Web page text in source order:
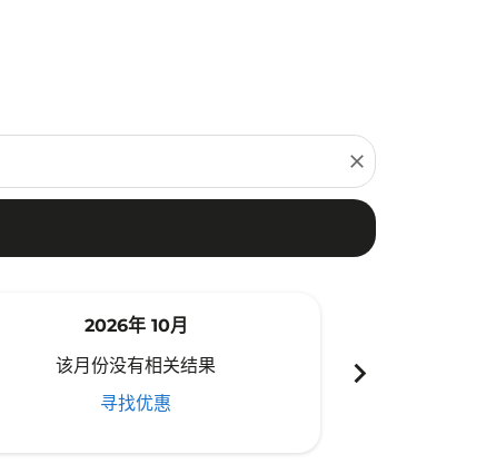
close
2026年 10月
该月份没有相关结果
寻找优惠
chevron_right